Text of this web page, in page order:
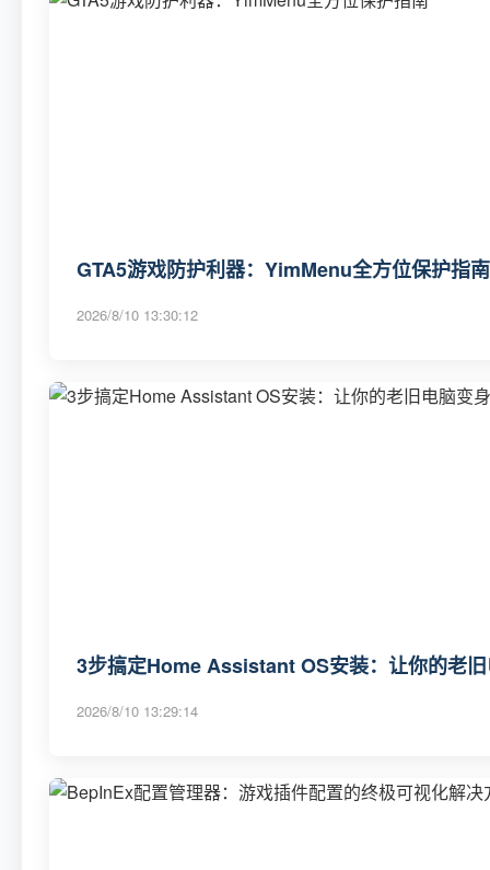
GTA5游戏防护利器：YimMenu全方位保护指南
2026/8/10 13:30:12
3步搞定Home Assistant OS安装：让你的老
2026/8/10 13:29:14